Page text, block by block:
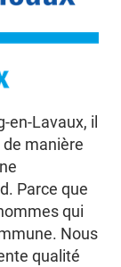
en-Lavaux, il
de manière
Parce que
qui
Nous
qualité